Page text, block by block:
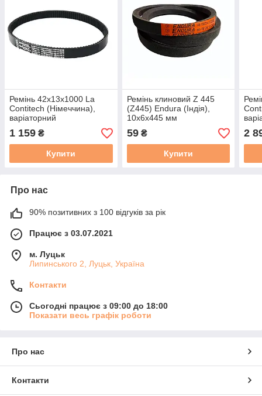
Ремінь 42x13x1000 La
Contitech (Німеччина),
варіаторний
1 159 ₴
Купити
Ремінь клиновий Z 445
(Z445) Endura (Індія),
10x6x445 мм
59₴
Купити
2
Про нас
90% позитивних з 100 відгуків за рік
Працює з 03.07.2021
м. Луцьк
Липинського 2, Луцьк, Україна
Контакти
Сьогодні працює з 09:00 до 18:00
Показати весь графік роботи
Про нас
Контакти